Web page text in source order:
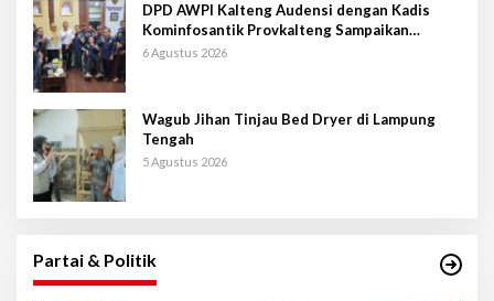
DPD AWPI Kalteng Audensi dengan Kadis
Kominfosantik Provkalteng Sampaikan
Rencana Kongnas II AWPI se-Indonesia
6 Agustus 2026
Wagub Jihan Tinjau Bed Dryer di Lampung
Tengah
5 Agustus 2026
Partai & Politik